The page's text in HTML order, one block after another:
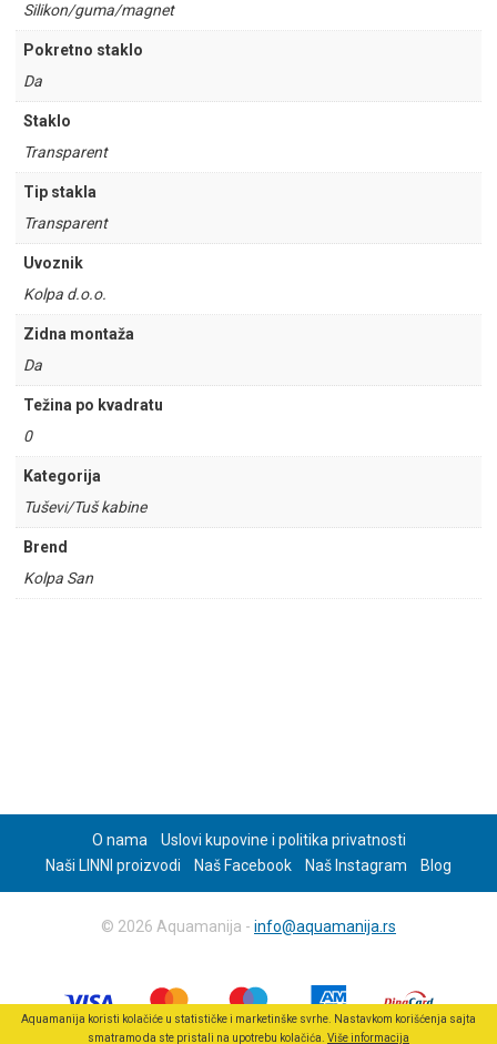
Silikon/guma/magnet
Pokretno staklo
Da
Staklo
Transparent
Tip stakla
Transparent
Uvoznik
Kolpa d.o.o.
Zidna montaža
Da
Težina po kvadratu
0
Kategorija
Tuševi/Tuš kabine
Brend
Kolpa San
O nama
Uslovi kupovine i politika privatnosti
Naši LINNI proizvodi
Naš Facebook Naš Instagram Blog
© 2026 Aquamanija - info@aquamanija.rs
Aquamanija koristi kolačiće u statističke i marketinške svrhe. Nastavkom korišćenja sajta
smatramo da ste pristali na upotrebu kolačića. Više informacija